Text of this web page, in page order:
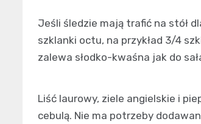
Jeśli śledzie mają trafić na stół
szklanki octu, na przykład 3/4
zalewa słodko-kwaśna jak do
Liść laurowy, ziele angielskie i
cebulą. Nie ma potrzeby